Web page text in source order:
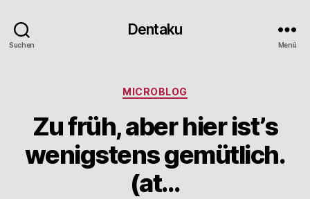
Suchen
Dentaku
Menü
Kategorien
MICROBLOG
Zu früh, aber hier ist’s
wenigstens gemütlich.
(at…